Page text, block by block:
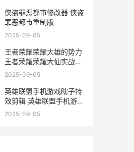
侠盗罪恶都市修改器 侠盗
罪恶都市重制版
2025-09-05
王者荣耀荣耀大雄的势力
王者荣耀荣耀大仙实战解
说
2025-09-05
英雄联盟手机游戏瞎子特
效剪辑 英雄联盟手机游戏
叫什么
2025-09-05